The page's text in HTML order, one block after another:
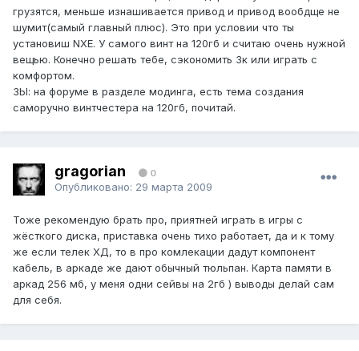
грузятся, меньше изнашивается привод и привод вообдще не
шумит(самый главный плюс). Это при условии что ты
установиш NXE. У самого винт на 120гб и считаю очень нужной
вещью. Конечно решать тебе, сэкономить 3к или играть с
комфортом.
ЗЫ: на форуме в разделе модинга, есть тема создания
саморучно винтчестера на 120гб, почитай.
gragorian 0
Опубликовано: 29 марта 2009
Тоже рекомендую брать про, приятней играть в игры с
жёсткого диска, приставка очень тихо работает, да и к тому
же если телек ХД, то в про комлекации дадут компонент
кабель, в аркаде же дают обычный тюльпан. Карта памяти в
аркад 256 мб, у меня одни сейвы на 2гб ) выводы делай сам
для себя.